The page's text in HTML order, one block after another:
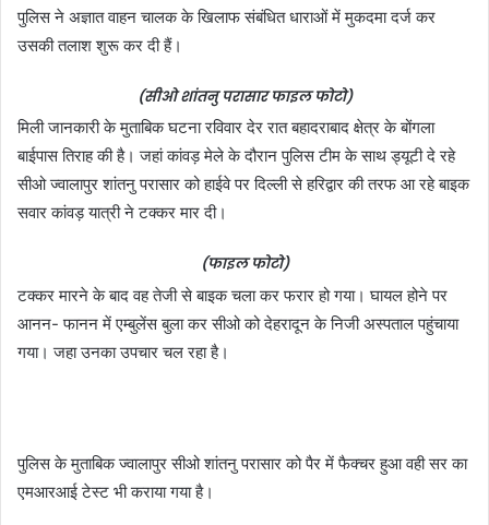
पुलिस ने अज्ञात वाहन चालक के खिलाफ संबंधित धाराओं में मुकदमा दर्ज कर
उसकी तलाश शुरू कर दी हैं।
(सीओ शांतनु परासार फाइल फोटो)
मिली जानकारी के मुताबिक घटना रविवार देर रात बहादराबाद क्षेत्र के बोंगला
बाईपास तिराह की है। जहां कांवड़ मेले के दौरान पुलिस टीम के साथ ड्यूटी दे रहे
सीओ ज्वालापुर शांतनु परासार को हाईवे पर दिल्ली से हरिद्वार की तरफ आ रहे बाइक
सवार कांवड़ यात्री ने टक्कर मार दी।
(फाइल फोटो)
टक्कर मारने के बाद वह तेजी से बाइक चला कर फरार हो गया। घायल होने पर
आनन- फानन में एम्बुलेंस बुला कर सीओ को देहरादून के निजी अस्पताल पहुंचाया
गया। जहा उनका उपचार चल रहा है।
पुलिस के मुताबिक ज्वालापुर सीओ शांतनु परासार को पैर में फैक्चर हुआ वही सर का
एमआरआई टेस्ट भी कराया गया है।